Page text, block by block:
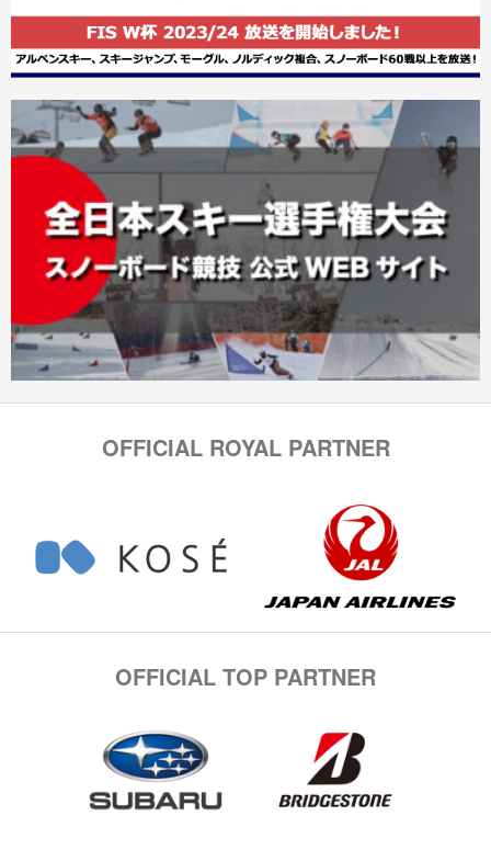
OFFICIAL ROYAL PARTNER
OFFICIAL TOP PARTNER